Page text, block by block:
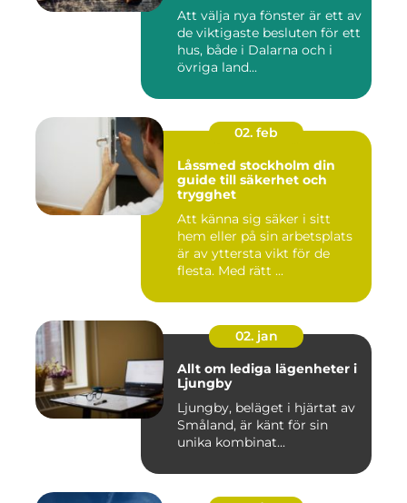
Att välja nya fönster är ett av
de viktigaste besluten för ett
hus, både i Dalarna och i
övriga land...
02. feb
Låssmed stockholm din
guide till säkerhet och
trygghet
Att känna sig säker i sitt
hem eller på sin arbetsplats
är av yttersta vikt för de
flesta. Med rätt ...
02. jan
Allt om lediga lägenheter i
Ljungby
Ljungby, beläget i hjärtat av
Småland, är känt för sin
unika kombinat...